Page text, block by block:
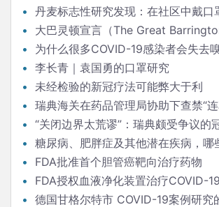
丹麦标志性研究发现：在社区中戴口
降低（新冠）感染率
大巴灵顿宣言（The Great
Declaration）
为什么很多COVID-19感染者会失去
李长青｜袁国勇的口罩研究
未经检验的新冠疗法可能弊大于利
瑞典海关在药品管理局协助下查禁“
“关闭边界太荒谬”：瑞典颇受争议的
后的流行病学家
糖尿病、肥胖症及其他潜在疾病，哪
危险？
FDA批准首个胆管癌靶向治疗药物
FDA授权血液净化装置治疗COVID-19
德国甘格尔特市 COVID-19案例研究